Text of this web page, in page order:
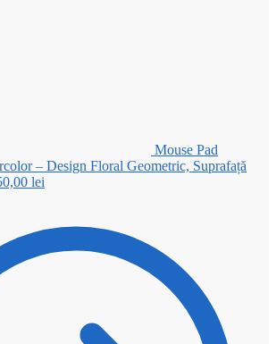
Mouse Pad
– Design Floral Geometric, Suprafață
lei